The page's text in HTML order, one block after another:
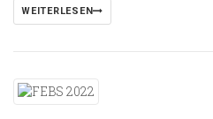
WEITERLESEN